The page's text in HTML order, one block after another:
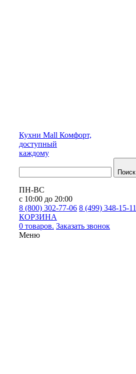
Кухни Mall Комфорт,
доступный
каждому
Поиск
ПН-ВС
с 10:00 до 20:00
8 (800) 302-77-06 8 (499) 348-15-11
КОРЗИНА
0 товаров. Заказать звонок
Меню